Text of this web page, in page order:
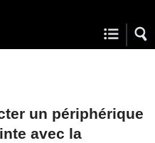
un périphérique
avec la